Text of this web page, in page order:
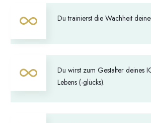
Du trainierst die Wachheit
Du wirst zum Gestalter deines
Lebens (-glücks).